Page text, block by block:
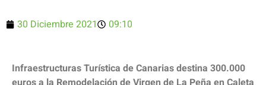
30 Diciembre 2021 09:10
Infraestructuras Turística de Canarias destina 300.000